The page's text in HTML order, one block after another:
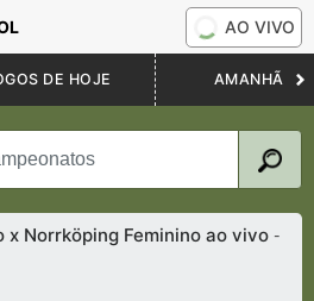
AO VIVO
DE HOJE AMANHÃ
x Norrköping Feminino ao vivo-